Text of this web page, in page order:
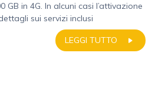
in 4G. In alcuni casi l’attivazione
sui servizi inclusi
LEGGI TUTTO